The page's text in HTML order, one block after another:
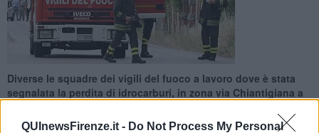
QUInewsFirenze.it - Do Not Process My Personal
Diverse le squadre dei vigili del fuoco a lavoro dove è stata
segnalata la perdita di idrocarburi, in zona via Chiantigiana a